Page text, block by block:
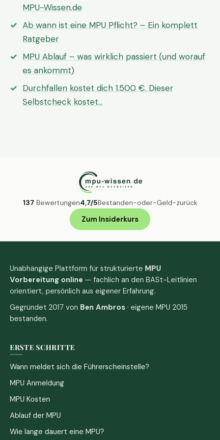
MPU-Wissen.de
Ab wann ist eine MPU Pflicht? – Ein komplett
Ratgeber
MPU Ablauf – was wirklich passiert (und worauf
es ankommt)
Durchfallen kostet dich 1.500 €. Dieser
Selbstcheck kostet…
137 Bewertungen4,7/5Bestanden-oder-Geld-zurück
Zum Insiderkurs
Unabhängige Plattform für strukturierte MPU
Vorbereitung online — fachlich an den BASt-Leitlinien
orientiert, persönlich aus eigener Erfahrung.
Gegründet 2017 von Ben Ambros · eigene MPU 2015
bestanden.
ERSTE SCHRITTE
Wann meldet sich die Führerscheinstelle?
MPU Anmeldung
MPU Kosten
Ablauf der MPU
Wie lange dauert eine MPU?